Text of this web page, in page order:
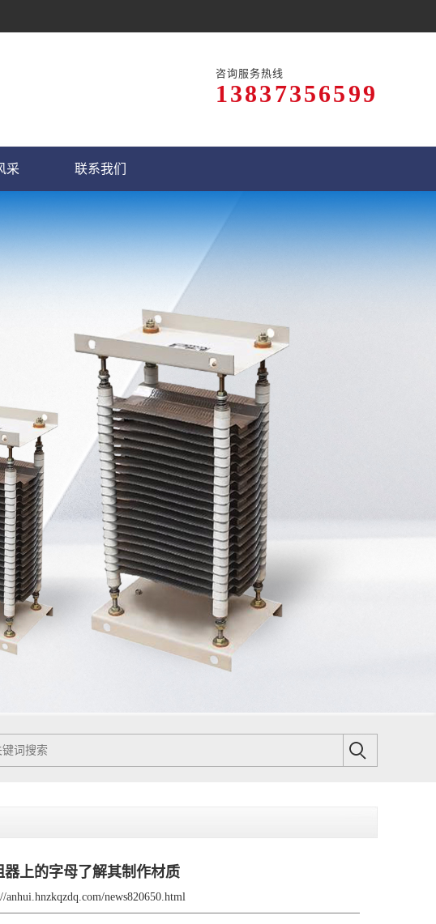
咨询服务热线
13837356599
采 联系我们
上的字母了解其制作材质
anhui.hnzkqzdq.com/news820650.html